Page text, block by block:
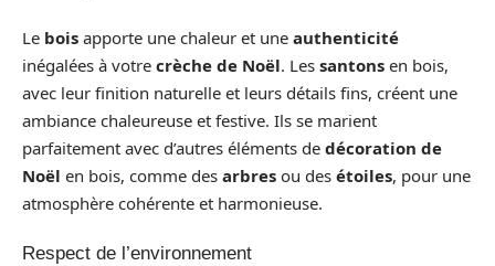
Le bois apporte une chaleur et une authenticité
inégalées à votre crèche de Noël. Les santons en bois,
avec leur finition naturelle et leurs détails fins, créent une
ambiance chaleureuse et festive. Ils se marient
parfaitement avec d’autres éléments de décoration de
Noël en bois, comme des arbres ou des étoiles, pour une
atmosphère cohérente et harmonieuse.
Respect de l’environnement